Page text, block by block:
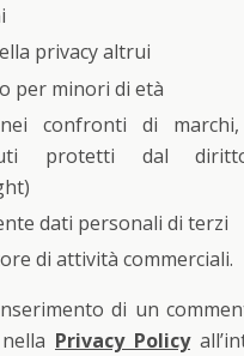
privacy altrui
per minori di età
confronti di
protetti dal
dati personali di terzi
di attività commerciali.
di un
Privacy Policy